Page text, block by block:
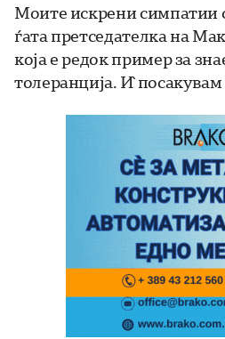
Моите искрени симпатии
ѓата претседателка на
која е редок пример за
толеранција. Ѝ посакувам